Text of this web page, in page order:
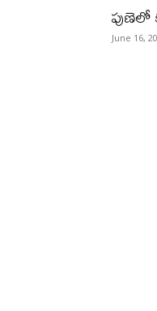
June 16,